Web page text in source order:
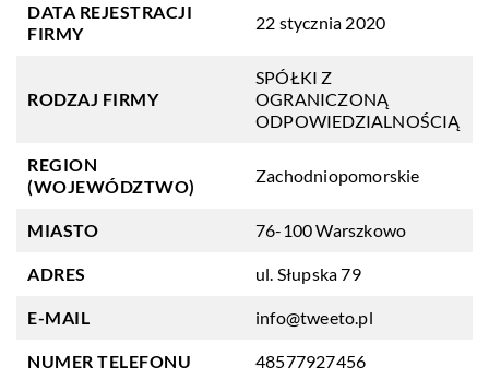
DATA REJESTRACJI
FIRMY
22 stycznia 2020
RODZAJ FIRMY
SPÓŁKI Z
OGRANICZONĄ
ODPOWIEDZIALNOŚCIĄ
REGION
(WOJEWÓDZTWO)
Zachodniopomorskie
MIASTO 76-100 Warszkowo
ADRES ul. Słupska 79
E-MAIL info@tweeto.pl
NUMER TELEFONU 48577927456